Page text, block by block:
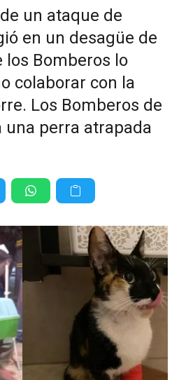
un ataque de
en un desagüe de
los Bomberos lo
colaborar con la
Los Bomberos de
una perra atrapada